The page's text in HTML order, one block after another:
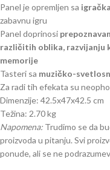
Panel je opremljen sa
zabavnu igru
Panel doprinosi
različitih oblika, razvijanju
memorije
Tasteri sa muzičko-
Za radi tih efekata su
Dimenzije: 42.5x47x42.5 cm
Težina: 2.70 kg
Napomena: Trudimo se da
proizvoda u pitanju. Svi
ponude, ali se ne